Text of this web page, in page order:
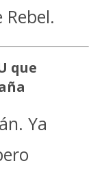
que
Ya